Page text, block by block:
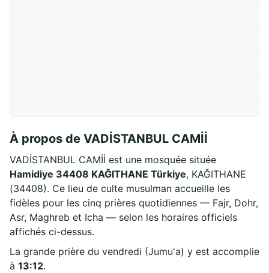
À propos de VADİSTANBUL CAMİİ
VADİSTANBUL CAMİİ est une mosquée située
Hamidiye 34408 KAĞITHANE Türkiye, KAĞITHANE
(34408). Ce lieu de culte musulman accueille les
fidèles pour les cinq prières quotidiennes — Fajr, Dohr,
Asr, Maghreb et Icha — selon les horaires officiels
affichés ci-dessus.
La grande prière du vendredi (Jumu'a) y est accomplie
à 13:12.